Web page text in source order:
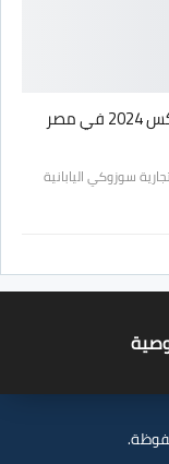
سوزوكي اليابانية